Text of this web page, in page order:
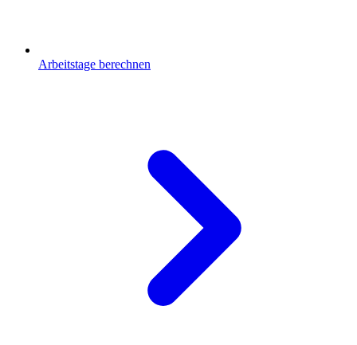
Arbeitstage berechnen